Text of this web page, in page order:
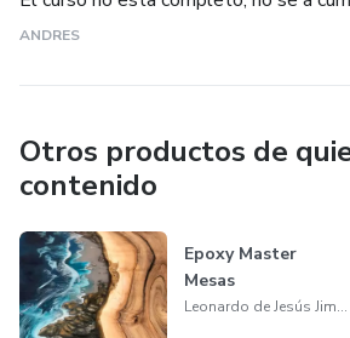
ANDRES
Otros productos de
contenido
Epoxy Master
Mesas
Leonardo de Jesús Jiménez León